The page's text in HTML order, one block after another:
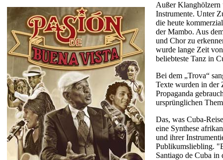
Außer Klanghölzern
Instrumente. Unter
die heute
der Mambo. Aus
und Chor zu
wurde lange Zeit
beliebteste Tanz in
Bei dem „Trova“
Texte wurden in der
Propaganda
ursprünglichen
Das, was Cuba-
eine Synthese
und ihrer
Publikumsliebling.
Santiago de Cuba in